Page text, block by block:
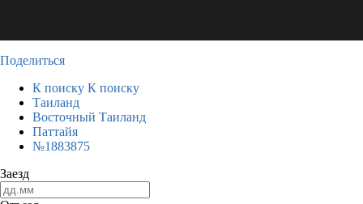
Поделиться
К поиску К поиску
Таиланд
Восточный Таиланд
Паттайя
№1883875
Заезд